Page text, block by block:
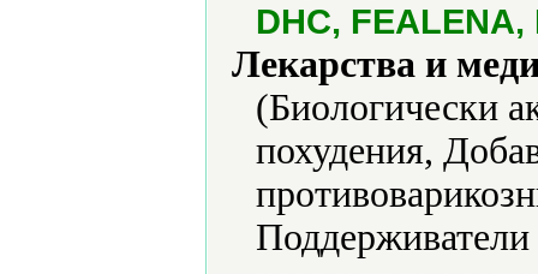
DHC, FEALENA,
Лекарства и
(Биологически
похудения,
Поддерживатели